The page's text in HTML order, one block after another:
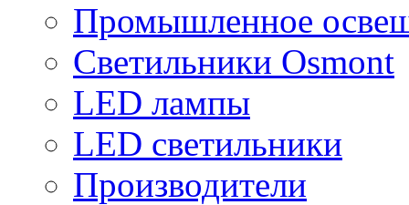
Промышленное
Светильники Osmont
LED лампы
LED светильники
Производители